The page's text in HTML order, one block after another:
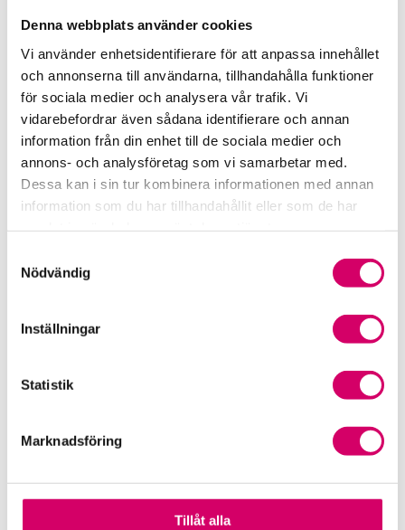
Denna webbplats använder cookies
Vi använder enhetsidentifierare för att anpassa innehållet
och annonserna till användarna, tillhandahålla funktioner
för sociala medier och analysera vår trafik. Vi
vidarebefordrar även sådana identifierare och annan
information från din enhet till de sociala medier och
annons- och analysföretag som vi samarbetar med.
Dessa kan i sin tur kombinera informationen med annan
information som du har tillhandahållit eller som de har
Nödvändig
Inställningar
Statistik
Marknadsföring
Tillåt alla
arbetsplatsen har kollektivavtal.
Graverande är det faktum att kollektivavtalen inte är
allmänt tillgängliga. Om personuppgiftsbehandlingen
ska regleras i kollektivavtalen måste de bli allmänt
tillgängliga.
Uppförandekod
För att komma runt problematiken och risken med
kollektivavtalens diversifierade tillämpningar anser vi
att Integritetskommitténs förslag i SOU 2017:52 om
uppförandekoder bör bli det som blir normgivande
för personuppgiftsbehandlingen. En uppförandekod
syfte att konkretisera regelverket. En uppförandekod
eller branschkod kan ge tydligare riktlinjer och skapa
rättvis och lika i behandling. Inom många områden
vedertagna såsom ”God redovisningssed” och
”Svensk kod för bolagsstyrning”. Inom branschen för
SALK, Svensk standard för auktoriserade
lönekonsulter, och Reko, Svensk standard för